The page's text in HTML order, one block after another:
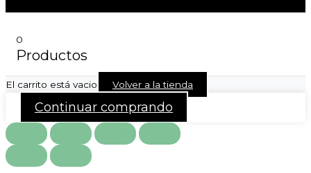
0
Productos
El carrito está vacio Volver a la tienda
Continuar comprando